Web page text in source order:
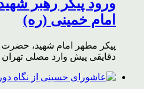
ورود پیکر رهبر
امام خمینی (ره)
پیکر مطهر امام شهید،‌ حضرت
دقایقی پیش وارد مصلی